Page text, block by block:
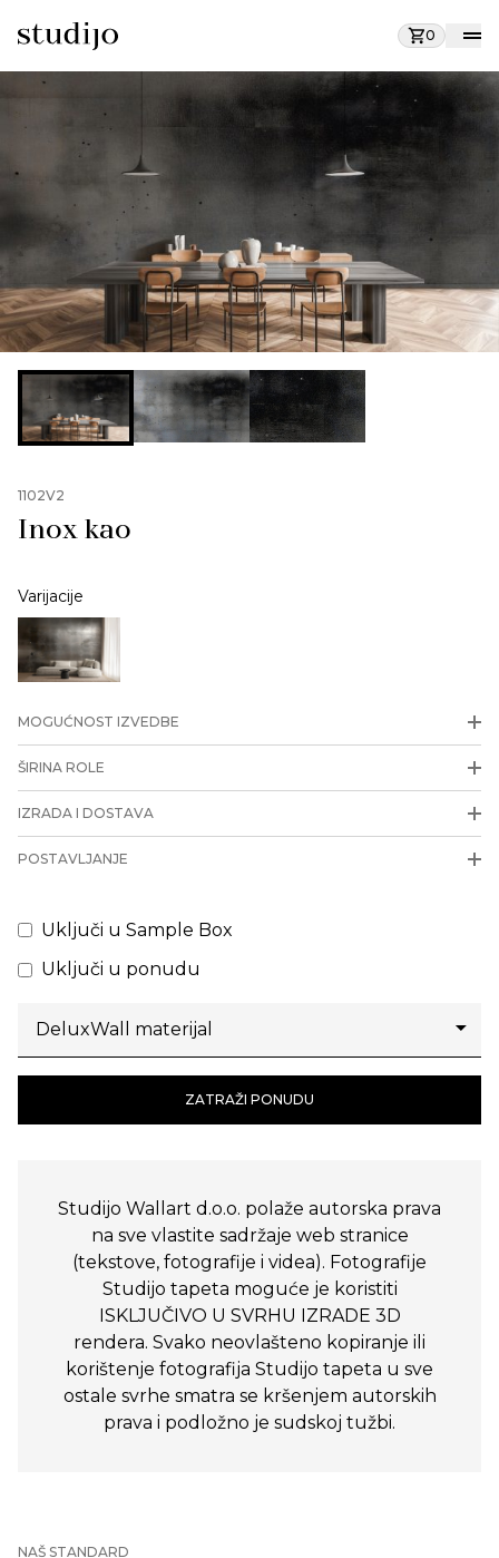
0
1102V2
Inox kao
Varijacije
MOGUĆNOST IZVEDBE
ŠIRINA ROLE
IZRADA I DOSTAVA
POSTAVLJANJE
Uključi u Sample Box
Uključi u ponudu
ZATRAŽI PONUDU
Studijo Wallart d.o.o. polaže autorska prava
na sve vlastite sadržaje web stranice
(tekstove, fotografije i videa). Fotografije
Studijo tapeta moguće je koristiti
ISKLJUČIVO U SVRHU IZRADE 3D
rendera. Svako neovlašteno kopiranje ili
korištenje fotografija Studijo tapeta u sve
ostale svrhe smatra se kršenjem autorskih
prava i podložno je sudskoj tužbi.
NAŠ STANDARD